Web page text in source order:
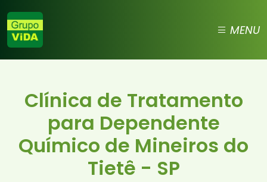
MENU
Clínica de Tratamento
para Dependente
Químico de Mineiros do
Tietê - SP